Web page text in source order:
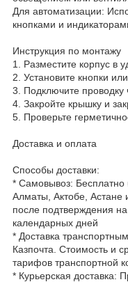
Для автоматизации:
кнопками и
Инструкция по монтажу
1. Разместите корпус в
2. Установите кнопки
3. Подключите проводку
4. Закройте крышку и
5. Проверьте
Доставка и оплата
Способы доставки:
* Самовывоз: Бесплатно
Алматы, Актобе, Астане
после подтверждения
календарных дней
* Доставка
Казпочта. Стоимость и
тарифов транспортной
* Курьерская доставка: